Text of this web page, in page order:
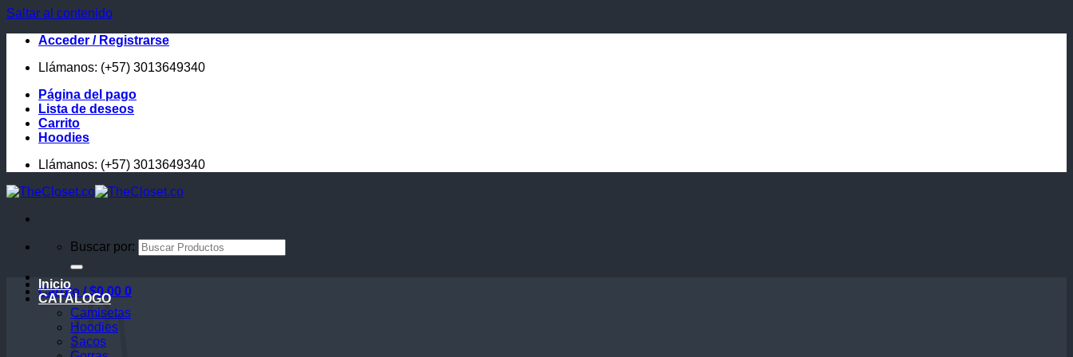
Saltar al contenido
Acceder / Registrarse
Llámanos: (+57) 3013649340
Página del pago
Lista de deseos
Carrito
Hoodies
Llámanos: (+57) 3013649340
Buscar por:
Carrito /$0.00 0
Inicio
CATÁLOGO
Camisetas
Hoodies
Sacos